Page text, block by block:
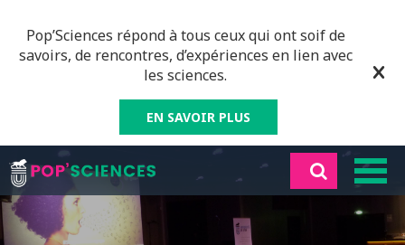
Pop’Sciences répond à tous ceux qui ont soif de
savoirs, de rencontres, d’expériences en lien avec
les sciences.
EN SAVOIR PLUS